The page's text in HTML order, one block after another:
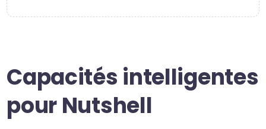
Capacités intelligentes
pour Nutshell